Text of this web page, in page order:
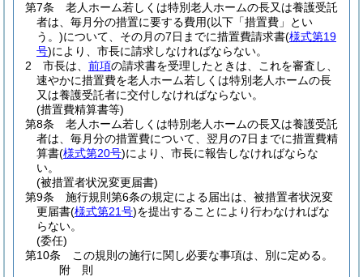
第7条
老人ホーム若しくは特別老人ホームの長又は養護受託
者は、毎月分の措置に要する費用(以下「措置費」とい
う。)について、その月の7日までに措置費請求書(様式第19
号)により、市長に請求しなければならない。
2
市長は、 前項の請求書を受理したときは、これを審査し、
速やかに措置費を老人ホーム若しくは特別老人ホームの長
又は養護受託者に交付しなければならない。
(措置費精算書等)
第8条
老人ホーム若しくは特別老人ホームの長又は養護受託
者は、毎月分の措置費について、翌月の7日までに措置費精
算書(様式第20号)により、市長に報告しなければならな
い。
(被措置者状況変更届書)
第9条
施行規則第6条の規定による届出は、被措置者状況変
更届書(様式第21号)を提出することにより行わなければな
らない。
(委任)
第10条
この規則の施行に関し必要な事項は、別に定める。
附 則